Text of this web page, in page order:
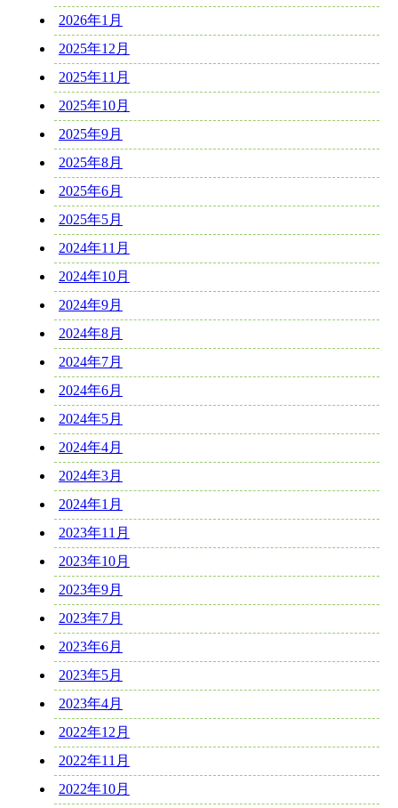
2026年1月
2025年12月
2025年11月
2025年10月
2025年9月
2025年8月
2025年6月
2025年5月
2024年11月
2024年10月
2024年9月
2024年8月
2024年7月
2024年6月
2024年5月
2024年4月
2024年3月
2024年1月
2023年11月
2023年10月
2023年9月
2023年7月
2023年6月
2023年5月
2023年4月
2022年12月
2022年11月
2022年10月